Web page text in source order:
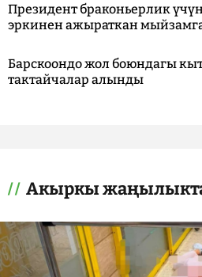
Президент браконьерлик
эркинен ажыраткан
Барскоондо жол боюндагы
тактайчалар алынды
Акыркы